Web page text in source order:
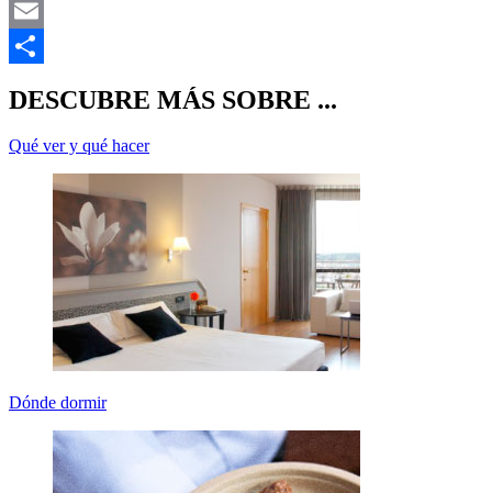
DESCUBRE MÁS SOBRE ...
Qué ver y qué hacer
Dónde dormir